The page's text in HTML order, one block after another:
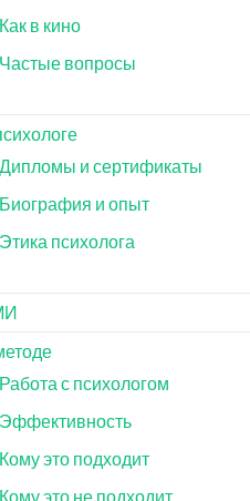
Как в кино
Частые вопросы
Дипломы и сертификаты
Биография и опыт
Этика психолога
Работа с психологом
Эффективность
Кому это подходит
Кому это не подходит